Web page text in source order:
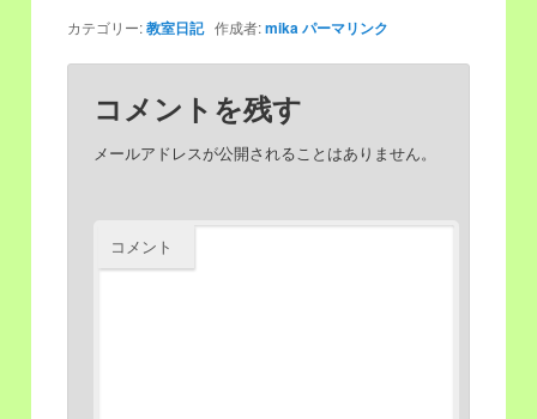
動
カテゴリー:教室日記作成者:mikaパーマリンク
コメントを残す
メールアドレスが公開されることはありません。
コメント